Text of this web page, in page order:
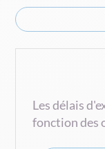
Les délais
fonction des